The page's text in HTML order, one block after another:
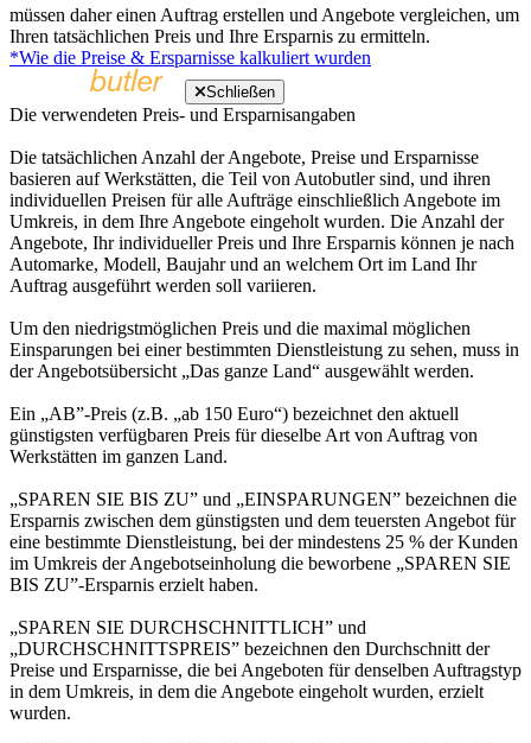
müssen daher einen Auftrag erstellen und Angebote vergleichen, um
Ihren tatsächlichen Preis und Ihre Ersparnis zu ermitteln.
*Wie die Preise & Ersparnisse kalkuliert wurden
Schließen
Die verwendeten Preis- und Ersparnisangaben
Die tatsächlichen Anzahl der Angebote, Preise und Ersparnisse
basieren auf Werkstätten, die Teil von Autobutler sind, und ihren
individuellen Preisen für alle Aufträge einschließlich Angebote im
Umkreis, in dem Ihre Angebote eingeholt wurden. Die Anzahl der
Angebote, Ihr individueller Preis und Ihre Ersparnis können je nach
Automarke, Modell, Baujahr und an welchem Ort im Land Ihr
Auftrag ausgeführt werden soll variieren.
Um den niedrigstmöglichen Preis und die maximal möglichen
Einsparungen bei einer bestimmten Dienstleistung zu sehen, muss in
der Angebotsübersicht „Das ganze Land“ ausgewählt werden.
Ein „AB”-Preis (z.B. „ab 150 Euro“) bezeichnet den aktuell
günstigsten verfügbaren Preis für dieselbe Art von Auftrag von
Werkstätten im ganzen Land.
„SPAREN SIE BIS ZU” und „EINSPARUNGEN” bezeichnen die
Ersparnis zwischen dem günstigsten und dem teuersten Angebot für
eine bestimmte Dienstleistung, bei der mindestens 25 % der Kunden
im Umkreis der Angebotseinholung die beworbene „SPAREN SIE
BIS ZU”-Ersparnis erzielt haben.
„SPAREN SIE DURCHSCHNITTLICH” und
„DURCHSCHNITTSPREIS” bezeichnen den Durchschnitt der
Preise und Ersparnisse, die bei Angeboten für denselben Auftragstyp
in dem Umkreis, in dem die Angebote eingeholt wurden, erzielt
wurden.